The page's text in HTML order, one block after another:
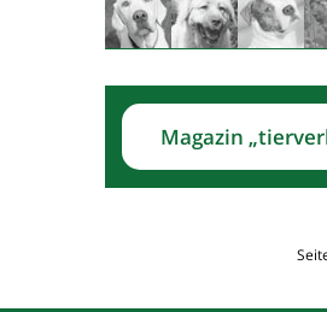
Magazin